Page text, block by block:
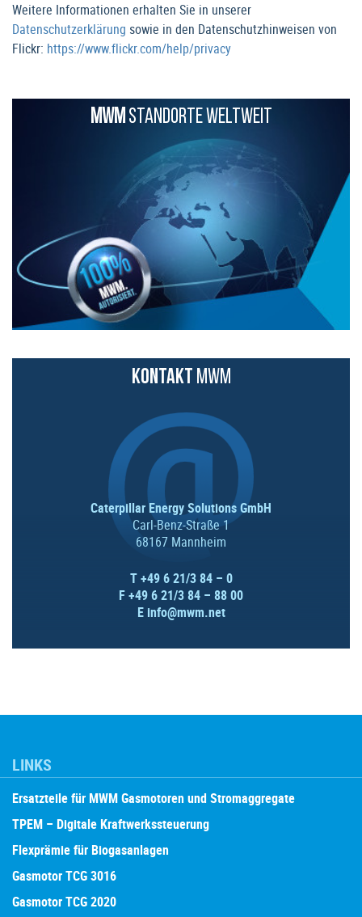
Weitere Informationen erhalten Sie in unserer
Datenschutzerklärung sowie in den Datenschutzhinweisen von
Flickr: https://www.flickr.com/help/privacy
MWMSTANDORTE WELTWEIT
KONTAKT MWM
Caterpillar Energy Solutions GmbH
Carl-Benz-Straße 1
68167 Mannheim
T +49 6 21/3 84 – 0
F +49 6 21/3 84 – 88 00
E info@mwm.net
LINKS
Ersatzteile für MWM Gasmotoren und Stromaggregate
TPEM – Digitale Kraftwerkssteuerung
Flexprämie für Biogasanlagen
Gasmotor TCG 3016
Gasmotor TCG 2020